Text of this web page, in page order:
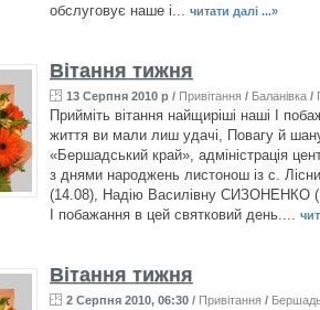
обслуговує наше і... читати далі ...»
Вітання тижня
13 Серпня 2010 р / Привітання / Баланівка /
Прийміть вітання найщиріші наші І
життя ви мали лиш удачі, Повагу й
«Бершадський край», адміністрація
з днями народжень листонош із с.
(14.08), Надію Василівну СИЗОНЕНКО
І побажання в цей святковий день....
Вітання тижня
2 Серпня 2010, 06:30 / Привітання /